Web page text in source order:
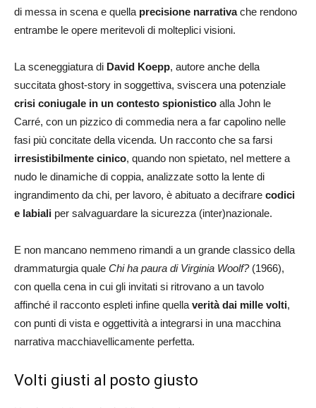
di messa in scena e quella precisione narrativache rendono
entrambe le opere meritevoli di molteplici visioni.
La sceneggiatura di David Koepp, autore anche della
succitata ghost-story in soggettiva, sviscera una potenziale
crisi coniugale in un contesto spionistico alla John le
Carré, con un pizzico di commedia nera a far capolino nelle
fasi più concitate della vicenda. Un racconto che sa farsi
irresistibilmente cinico, quando non spietato, nel mettere a
nudo le dinamiche di coppia, analizzate sotto la lente di
ingrandimento da chi, per lavoro, è abituato a decifrare codici
e labiali per salvaguardare la sicurezza (inter)nazionale.
E non mancano nemmeno rimandi a un grande classico della
drammaturgia quale Chi ha paura di Virginia Woolf?(1966),
con quella cena in cui gli invitati si ritrovano a un tavolo
affinché il racconto espleti infine quella verità dai mille volti,
con punti di vista e oggettività a integrarsi in una macchina
narrativa macchiavellicamente perfetta.
Volti giusti al posto giusto